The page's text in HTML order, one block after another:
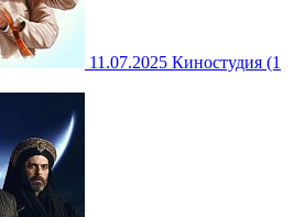
11.07.2025 Киностудия (1